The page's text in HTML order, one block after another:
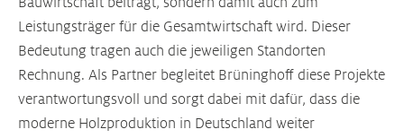
Leistungsträger für die Gesamtwirtschaft wird. Dieser
Bedeutung tragen auch die jeweiligen Standorten
Rechnung. Als Partner begleitet Brüninghoff diese Projekte
verantwortungsvoll und sorgt dabei mit dafür, dass die
moderne Holzproduktion in Deutschland weiter